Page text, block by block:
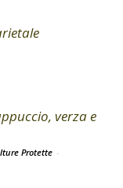
verza e
Protette -